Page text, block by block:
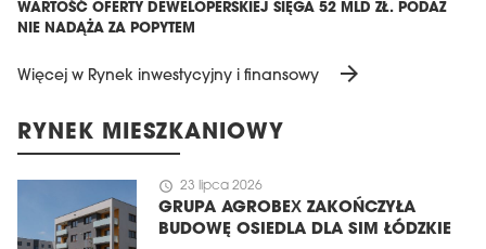
WARTOŚĆ OFERTY DEWELOPERSKIEJ SIĘGA 52 MLD ZŁ. PODAŻ
NIE NADĄŻA ZA POPYTEM
Więcej w Rynek inwestycyjny i finansowy arrow_forward
RYNEK MIESZKANIOWY
schedule 23 lipca 2026
GRUPA AGROBEX ZAKOŃCZYŁA
BUDOWĘ OSIEDLA DLA SIM ŁÓDZKIE